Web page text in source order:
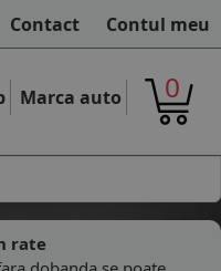
Contact Contul meu
Marca auto 0
rate